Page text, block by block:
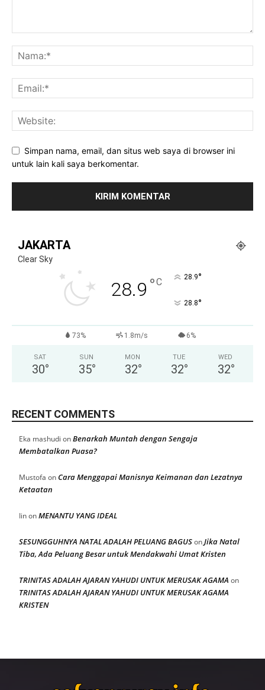
Simpan nama, email, dan situs web saya di browser ini
untuk lain kali saya berkomentar.
JAKARTA
Clear Sky
28.9 °C 28.9°
28.8°
73% 1.8m/s 6%
SAT
30°
SUN
35°
MON
32°
TUE
32°
WED
32°
RECENT COMMENTS
Eka mashudi onBenarkah Muntah dengan Sengaja
Membatalkan Puasa?
Mustofa onCara Menggapai Manisnya Keimanan dan Lezatnya
Ketaatan
IinonMENANTU YANG IDEAL
SESUNGGUHNYA NATAL ADALAH PELUANG BAGUSonJika Natal
Tiba, Ada Peluang Besar untuk Mendakwahi Umat Kristen
TRINITAS ADALAH AJARAN YAHUDI UNTUK MERUSAK AGAMA on
TRINITAS ADALAH AJARAN YAHUDI UNTUK MERUSAK AGAMA
KRISTEN